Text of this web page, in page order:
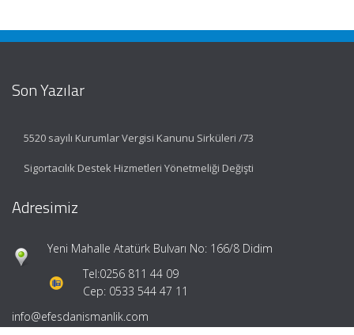
Son Yazılar
5520 sayılı Kurumlar Vergisi Kanunu Sirküleri /73
Sigortacılık Destek Hizmetleri Yönetmeliği Değişti
Adresimiz
Yeni Mahalle Atatürk Bulvarı No: 166/8 Didim
Tel:0256 811 44 09
Cep: 0533 544 47 11
info@efesdanismanlik.com